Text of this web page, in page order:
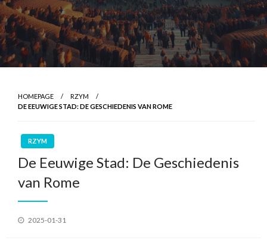
HOMEPAGE
RZYM
DE EEUWIGE STAD: DE GESCHIEDENIS VAN ROME
RZYM
De Eeuwige Stad: De Geschiedenis
van Rome
Geplaatst
2025-01-31